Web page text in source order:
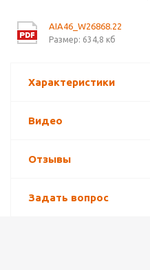
AIA46_W26868.22
Размер: 634,8 кб
Характеристики
Видео
Отзывы
Задать вопрос